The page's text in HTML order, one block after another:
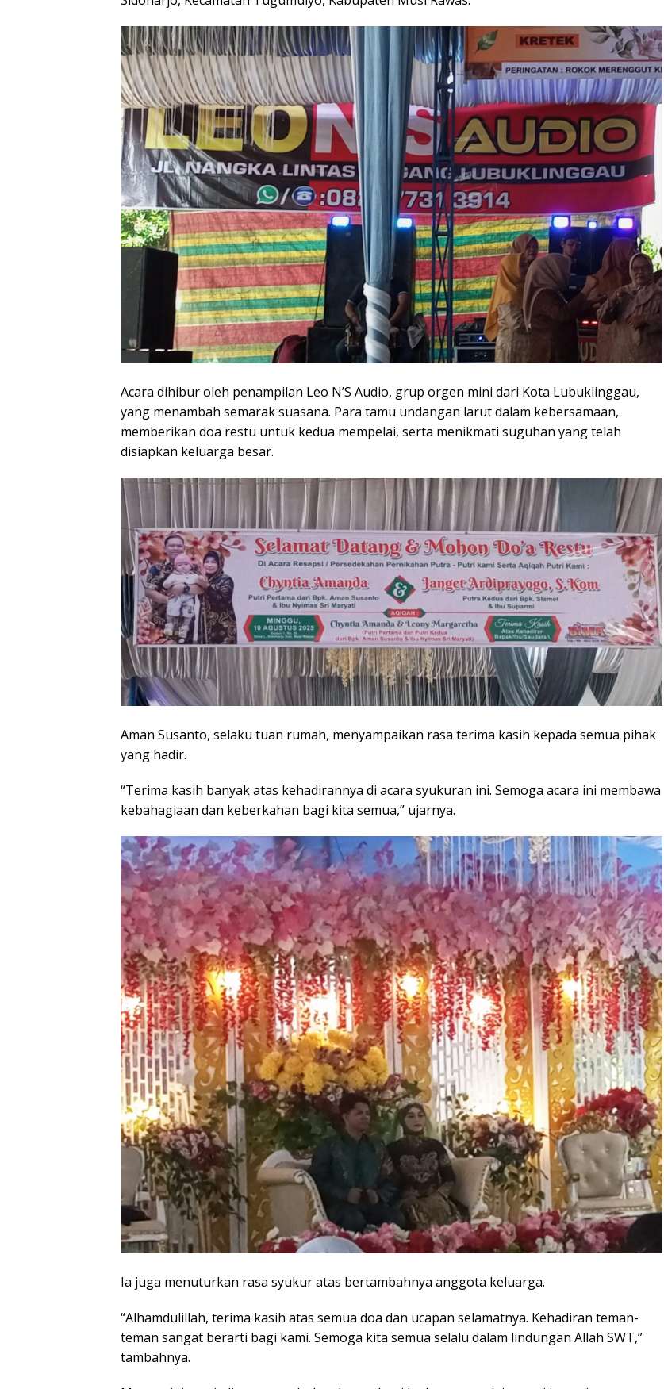
Acara dihibur oleh penampilan Leo N’S Audio, grup orgen mini dari Kota Lubuklinggau,
yang menambah semarak suasana. Para tamu undangan larut dalam kebersamaan,
memberikan doa restu untuk kedua mempelai, serta menikmati suguhan yang telah
disiapkan keluarga besar.
Aman Susanto, selaku tuan rumah, menyampaikan rasa terima kasih kepada semua pihak
yang hadir.
“Terima kasih banyak atas kehadirannya di acara syukuran ini. Semoga acara ini membawa
kebahagiaan dan keberkahan bagi kita semua,” ujarnya.
Ia juga menuturkan rasa syukur atas bertambahnya anggota keluarga.
“Alhamdulillah, terima kasih atas semua doa dan ucapan selamatnya. Kehadiran teman-
teman sangat berarti bagi kami. Semoga kita semua selalu dalam lindungan Allah SWT,”
tambahnya.